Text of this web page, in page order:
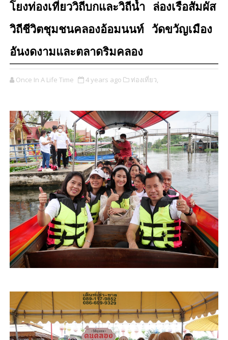
โยงท่องเที่ยววิถีบกและวิถีน้ำ ล่องเรือสัมผัส
วิถีชีวิตชุมชนคลองอ้อมนนท์ วัดขวัญเมือง
อันงดงามและตลาดริมคลอง
Once In A Life Time 4 years ago ท่องเที่ยว,